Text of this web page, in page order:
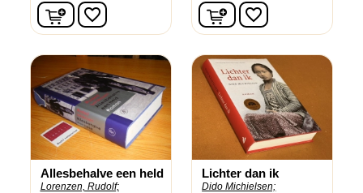
In winkelwagen
favorite_border In winkelwagen
favorite_border
Allesbehalve een held
Lorenzen, Rudolf;
Lichter dan ik
Dido Michielsen;